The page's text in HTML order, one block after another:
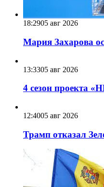
18:2905 авг 2026
Мария Захарова
13:3305 авг 2026
4 сезон проекта
12:4005 авг 2026
Трамп отказал